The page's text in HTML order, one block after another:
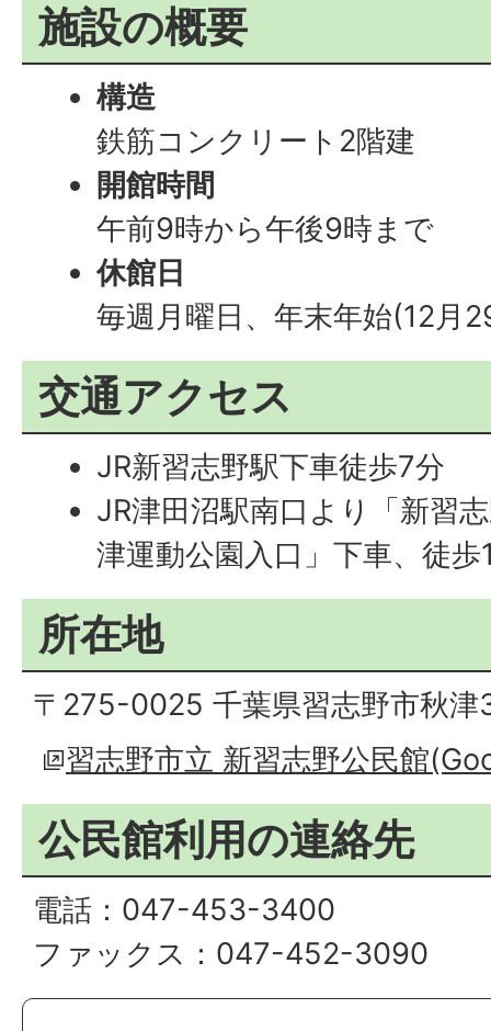
施設の概要
構造
鉄筋コンクリート2階建
開館時間
午前9時から午後9時まで
休館日
毎週月曜日、年末年始(12月
交通アクセス
JR新習志野駅下車徒歩7分
JR津田沼駅南口より「新習
津運動公園入口」下車、徒歩
所在地
〒275-0025 千葉県習志野市秋津
習志野市立 新習志野公民館
公民館利用の連絡先
電話：047-453-3400
ファックス：047-452-3090